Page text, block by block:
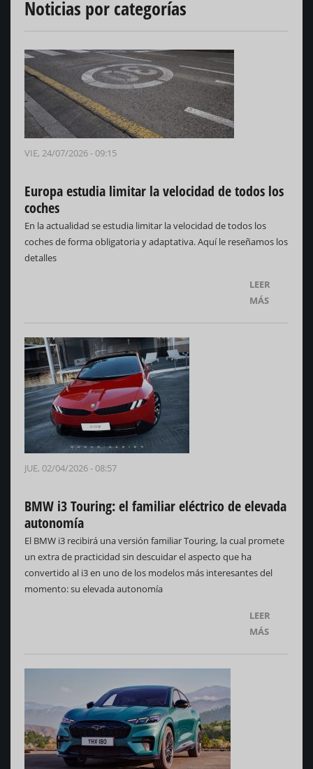
Noticias por categorías
VIE, 24/07/2026 - 09:15
Europa estudia limitar la velocidad de todos los
coches
En la actualidad se estudia limitar la velocidad de todos los
coches de forma obligatoria y adaptativa. Aquí le reseñamos los
detalles
LEER
MÁS
JUE, 02/04/2026 - 08:57
BMW i3 Touring: el familiar eléctrico de elevada
autonomía
El BMW i3 recibirá una versión familiar Touring, la cual promete
un extra de practicidad sin descuidar el aspecto que ha
convertido al i3 en uno de los modelos más interesantes del
momento: su elevada autonomía
LEER
MÁS